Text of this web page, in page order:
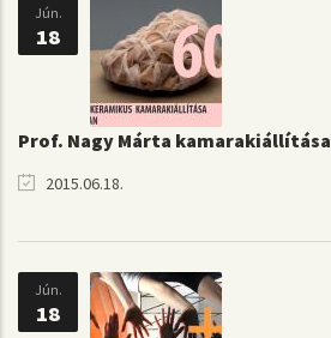
Jún.
18
Prof. Nagy Márta kamarakiállítása
2015.06.18.
Jún.
18